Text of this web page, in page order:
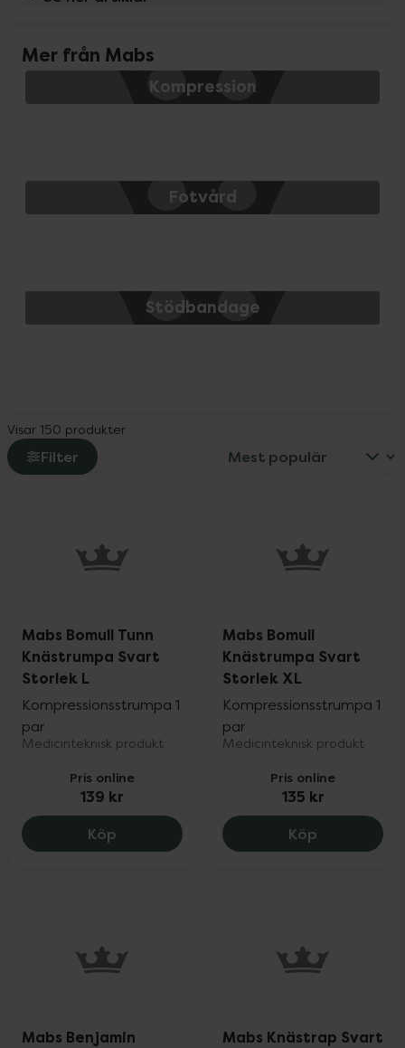
Mer från Mabs
Kompression
Fotvård
Stödbandage
Visar 150 produkter
Filter
Mabs Bomull Tunn
Knästrumpa Svart
Storlek L
Kompressionsstrumpa 1
par
Medicinteknisk produkt
Pris online
139 kr
Köp Mabs Bomull Tunn Knästrumpa Svart
Mabs Bomull
Knästrumpa Svart
Storlek XL
Kompressionsstrumpa 1
par
Medicinteknisk produkt
Pris online
135 kr
Köp Mabs
Mabs Benjamin
Mabs Knästrap Svart